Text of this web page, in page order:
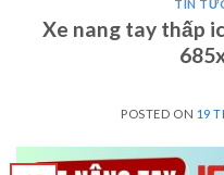
TIN
Xe nang tay thấp
POSTED ON 19